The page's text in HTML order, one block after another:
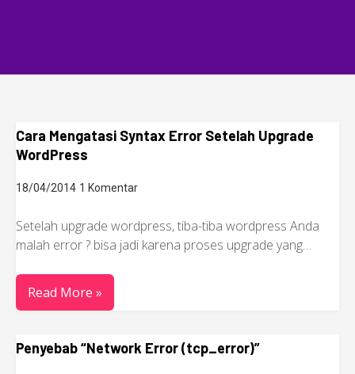
Cara Mengatasi Syntax Error Setelah Upgrade
WordPress
18/04/2014 1 Komentar
Setelah upgrade wordpress, tiba-tiba wordpress Anda
malah error ? bisa jadi karena proses upgrade yang…
Read More »
Penyebab “Network Error (tcp_error)”